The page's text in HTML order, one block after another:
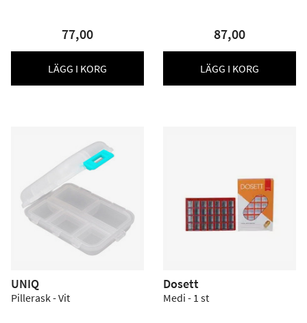
77,00
LÄGG I KORG
87,00
LÄGG I KORG
UNIQ
Pillerask - Vit
Dosett
Medi - 1 st